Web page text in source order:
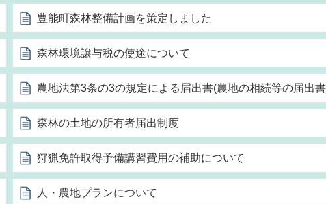
豊能町森林整備計画を策定しました
森林環境譲与税の使途について
農地法第3条の3の規定による届出書(農地の相続等の届出
森林の土地の所有者届出制度
狩猟免許取得予備講習費用の補助について
人・農地プランについて